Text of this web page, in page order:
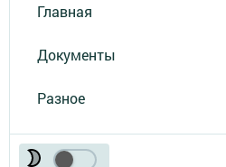
Главная
Документы
Разное